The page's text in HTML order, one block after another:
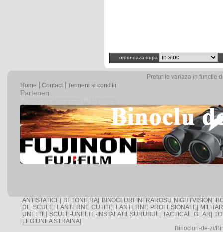
ordoneaza dupa
Preturile variaza in functie
Home
Contact Termeni si conditii
Parteneri
ANTISTATICE| BETONIERA| BINOCLURI INFRAROSU NIGHTVISION|
DE SCULE| LANTERNE CUTITE| LANTERNE PROFESIONALE|
UNELTE| SCULE-UNELTE-INSTALATII SURUBUL |TACTICAL GEAR|
LEGIUNEA STRAINA|
Binocluri-de-zi/